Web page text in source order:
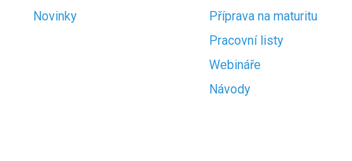
Novinky
Příprava na maturitu
Pracovní listy
Webináře
Návody